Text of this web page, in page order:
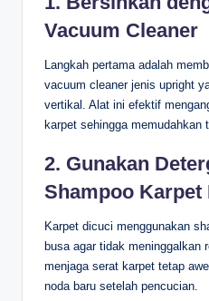
Vacuum Cleaner
Langkah pertama adalah
vacuum cleaner jenis upright
vertikal. Alat ini efektif
karpet sehingga memudahkan
2. Gunakan
Shampoo Karpet
Karpet dicuci menggunakan
busa agar tidak meninggalkan
menjaga serat karpet tetap
noda baru setelah pencucian.